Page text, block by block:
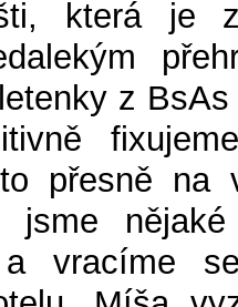
která je
z
přesně na
nějaké
a vracíme